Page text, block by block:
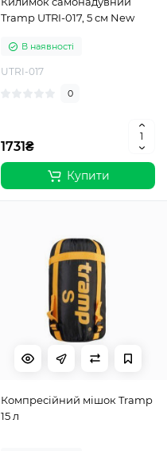
Tramp UTRI-017, 5 см New
В наявності
UTRI-017
0
1731₴
Купити
Компресійний мішок Tramp
15 л